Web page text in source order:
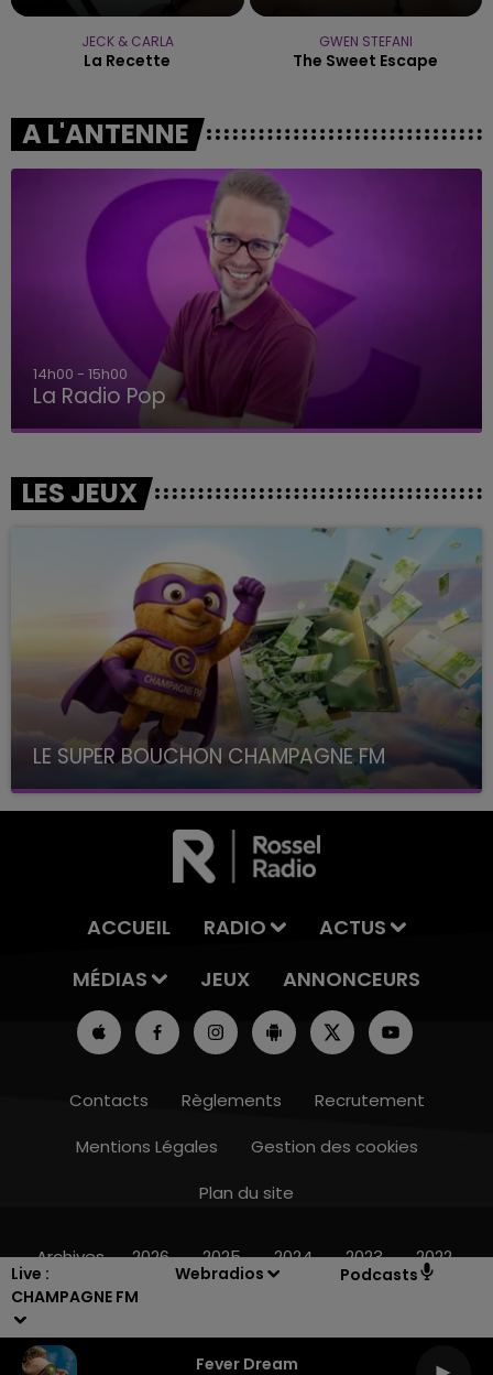
Live :
CHAMPAGNE FM
Webradios Podcasts
Fever Dream
10h00 - 14h00
JECK & CARLA
La Recette
GWEN STEFANI
The Sweet Escape
A L'ANTENNE
14h00 - 15h00
La Radio Pop
LES JEUX
LE SUPER BOUCHON CHAMPAGNE FM
avec La Famille Champagne FM, à 8H10
ACCUEIL RADIO
ACTUS
MÉDIAS
JEUX ANNONCEURS
Contacts Règlements
Recrutement
Mentions Légales
Gestion des cookies
Plan du site
Archives 2026 2025 2024 2023 2022